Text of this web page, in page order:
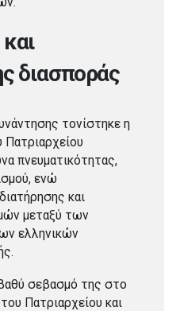
διασποράς
τονίστηκε η
Πατριαρχείου
πνευματικότητας,
ενώ
και
μεταξύ των
ελληνικών
σεβασμό της στο
Πατριαρχείου και